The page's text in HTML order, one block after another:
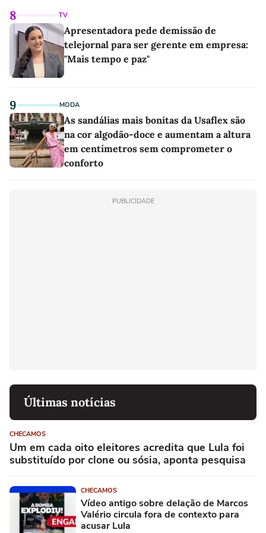
8 TV
Apresentadora pede demissão de
telejornal para ser gerente em empresa:
"Mais tempo e paz"
9 MODA
As sandálias mais bonitas da Usaflex são
na cor algodão-doce e aumentam a altura
em centímetros sem comprometer o
conforto
PUBLICIDADE
Últimas notícias
CHECAMOS
Um em cada oito eleitores acredita que Lula foi
substituído por clone ou sósia, aponta pesquisa
CHECAMOS
Vídeo antigo sobre delação de Marcos
Valério circula fora de contexto para
acusar Lula